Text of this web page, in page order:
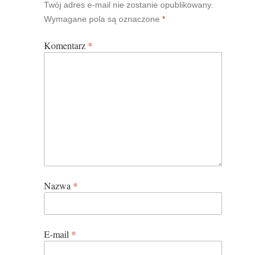
Twój adres e-mail nie zostanie opublikowany.
Wymagane pola są oznaczone *
Komentarz *
Nazwa *
E-mail *